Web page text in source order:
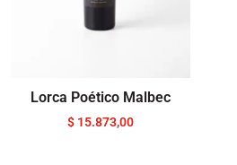
Lorca Poético Malbec
$ 15.873,00